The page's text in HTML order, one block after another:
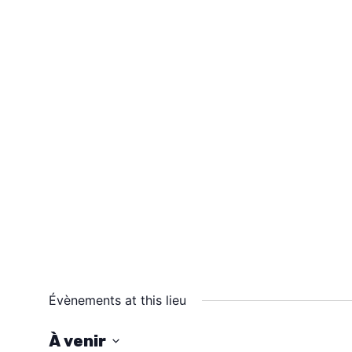
Évènements at this lieu
À venir